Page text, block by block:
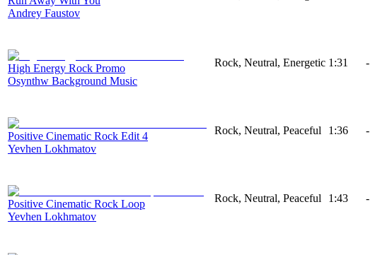
Andrey Faustov
High Energy Rock Promo
Osynthw Background Music
Rock, Neutral, Energetic 1:31 -
Positive Cinematic Rock Edit 4
Yevhen Lokhmatov
Rock, Neutral, Peaceful 1:36 -
Positive Cinematic Rock Loop
Yevhen Lokhmatov
Rock, Neutral, Peaceful 1:43 -